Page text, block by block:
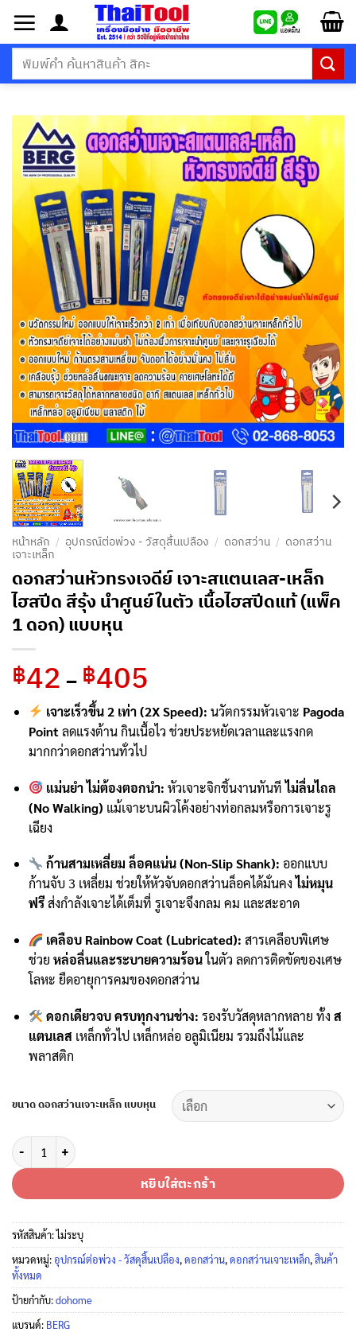
ยัง
เนื้อหา
ค้นหา:
หน้าหลัก / อุปกรณ์ต่อพ่วง - วัสดุสิ้นเปลือง / ดอกสว่าน / ดอกสว่าน
เจาะเหล็ก
ดอกสว่านหัวทรงเจดีย์ เจาะสแตนเลส-เหล็ก
ไฮสปีด สีรุ้ง นำศูนย์ในตัว เนื้อไฮสปีดแท้ (แพ็ค
1 ดอก) แบบหุน
฿42 – ฿405
฿42
through
เจาะเร็วขึ้น 2 เท่า (2X Speed): นวัตกรรมหัวเจาะ Pagoda
Pointลดแรงต้าน กินเนื้อไว ช่วยประหยัดเวลาและแรงกด
มากกว่าดอกสว่านทั่วไป
แม่นยำ ไม่ต้องตอกนำ: หัวเจาะจิกชิ้นงานทันทีไม่ลื่นไถล
(No Walking) แม้เจาะบนผิวโค้งอย่างท่อกลมหรือการเจาะรู
เฉียง
ก้านสามเหลี่ยม ล็อคแน่น (Non-Slip Shank): ออกแบบ
ก้านจับ 3 เหลี่ยม ช่วยให้หัวจับดอกสว่านล็อคได้มั่นคงไม่หมุน
ฟรีส่งกำลังเจาะได้เต็มที่ รูเจาะจึงกลม คม และสะอาด
เคลือบ Rainbow Coat (Lubricated): สารเคลือบพิเศษ
ช่วย หล่อลื่นและระบายความร้อนในตัว ลดการติดขัดของเศษ
โลหะ ยืดอายุการคมของดอกสว่าน
ดอกเดียวจบ ครบทุกงานช่าง: รองรับวัสดุหลากหลาย ทั้งส
แตนเลส เหล็กทั่วไป เหล็กหล่อ อลูมิเนียม รวมถึงไม้และ
พลาสติก
ขนาด ดอกสว่านเจาะเหล็ก แบบหุน
จำนวน ดอกสว่านหัวทรงเจดีย์ เจาะสแตนเลส-เหล็ก ไฮสปีด สีรุ้ง นำศูนย์
หยิบใส่ตะกร้า
รหัสสินค้า:ไม่ระบุ
หมวดหมู่:อุปกรณ์ต่อพ่วง - วัสดุสิ้นเปลือง,ดอกสว่าน,ดอกสว่านเจาะเหล็ก,สินค้า
ทั้งหมด
ป้ายกำกับ:dohome
แบรนด์: BERG